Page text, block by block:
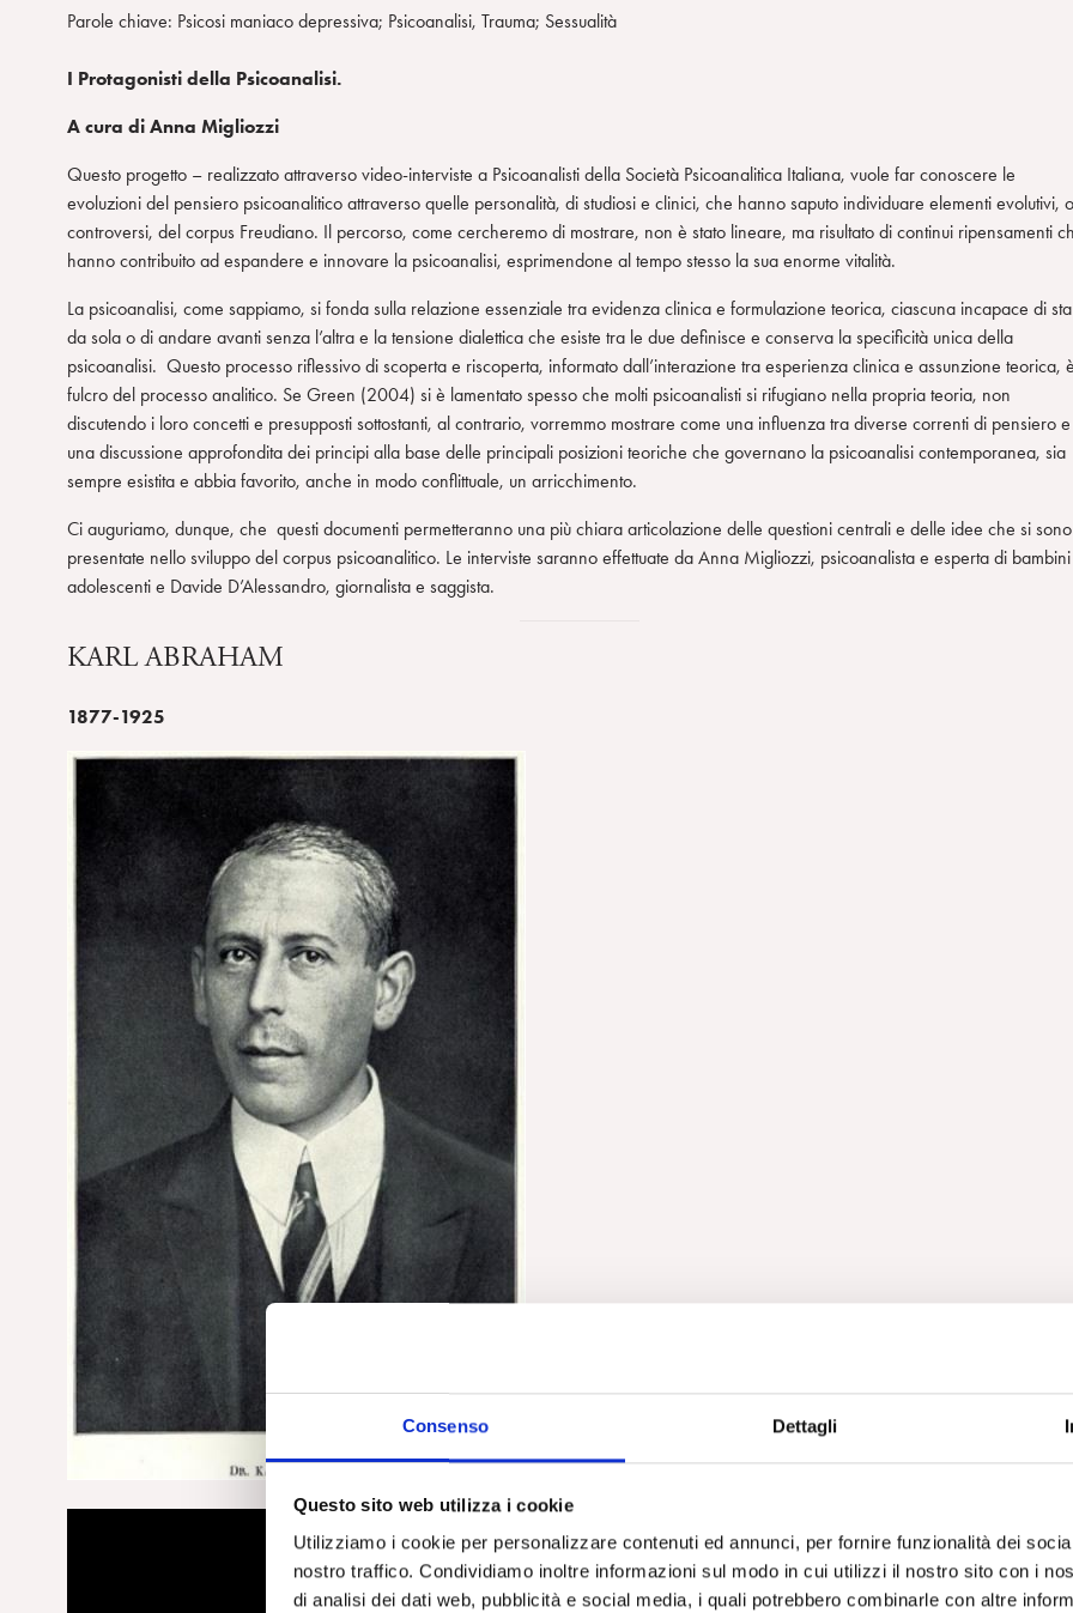
Consenso Dettagli
Questo sito web utilizza i cookie
Utilizziamo i cookie per personalizzare contenuti ed annunci, per fornire funzionalità dei
nostro traffico. Condividiamo inoltre informazioni sul modo in cui utilizzi il nostro sito con i
di analisi dei dati web, pubblicità e social media, i quali potrebbero combinarle con altre
Parole chiave: Psicosi maniaco depressiva; Psicoanalisi, Trauma; Sessualità
I Protagonisti della Psicoanalisi.
A cura di Anna Migliozzi
Questo progetto – realizzato attraverso video-interviste a Psicoanalisti della Società Psicoanalitica Italiana, vuole far conoscere le
evoluzioni del pensiero psicoanalitico attraverso quelle personalità, di studiosi e clinici, che hanno saputo individuare elementi evolutivi, o
controversi, del corpus Freudiano. Il percorso, come cercheremo di mostrare, non è stato lineare, ma risultato di continui ripensamenti
hanno contribuito ad espandere e innovare la psicoanalisi, esprimendone al tempo stesso la sua enorme vitalità.
La psicoanalisi, come sappiamo, si fonda sulla relazione essenziale tra evidenza clinica e formulazione teorica, ciascuna incapace di
da sola o di andare avanti senza l’altra e la tensione dialettica che esiste tra le due definisce e conserva la specificità unica della
psicoanalisi. Questo processo riflessivo di scoperta e riscoperta, informato dall’interazione tra esperienza clinica e assunzione teorica,
fulcro del processo analitico. Se Green (2004) si è lamentato spesso che molti psicoanalisti si rifugiano nella propria teoria, non
discutendo i loro concetti e presupposti sottostanti, al contrario, vorremmo mostrare come una influenza tra diverse correnti di pensiero e
una discussione approfondita dei principi alla base delle principali posizioni teoriche che governano la psicoanalisi contemporanea, sia
sempre esistita e abbia favorito, anche in modo conflittuale, un arricchimento.
Ci auguriamo, dunque, che questi documenti permetteranno una più chiara articolazione delle questioni centrali e delle idee che si sono
presentate nello sviluppo del corpus psicoanalitico. Le interviste saranno effettuate da Anna Migliozzi, psicoanalista e esperta di
adolescenti e Davide D’Alessandro, giornalista e saggista.
KARL ABRAHAM
1877-1925